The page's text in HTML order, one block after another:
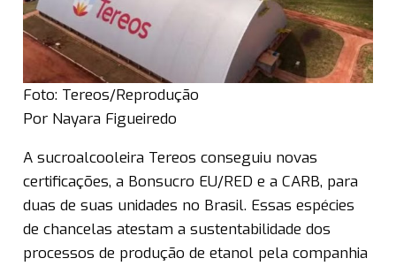
Foto: Tereos/Reprodução
Por Nayara Figueiredo
A sucroalcooleira Tereos conseguiu novas
certificações, a Bonsucro EU/RED e a CARB, para
duas de suas unidades no Brasil. Essas espécies
de chancelas atestam a sustentabilidade dos
processos de produção de etanol pela companhia